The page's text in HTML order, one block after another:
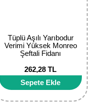
Tüplü Aşılı Yarıbodur
Verimi Yüksek Monreo
Şeftali Fidanı
262,28 TL
Sepete Ekle